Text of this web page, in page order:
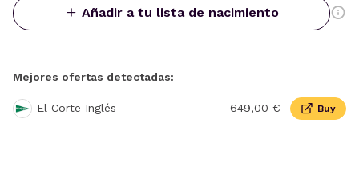
Añadir a tu lista de nacimiento
Mejores ofertas detectadas:
El Corte Inglés 649,00 € Buy